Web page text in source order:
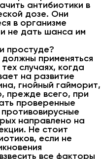
антибиотики в
дозе. Они
в организме
не дать шанса им
простуде?
применяться
случаях, когда
на развитие
гнойный гайморит,
прежде всего, при
проверенные
направлено на
Не стоит
если не
все факторы